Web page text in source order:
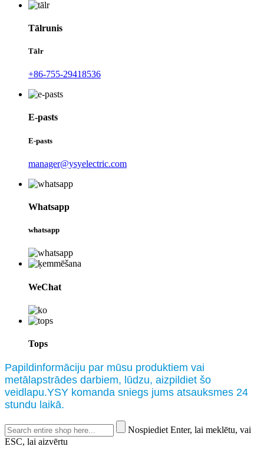
Tālrunis
Tālr
+86-755-29418536
E-pasts
E-pasts
manager@ysyelectric.com
Whatsapp
whatsapp
WeChat
Tops
Papildinformāciju par mūsu produktiem vai
metālapstrādes darbiem, lūdzu, aizpildiet šo
veidlapu.YSY komanda sniegs jums atsauksmes 24
stundu laikā.
Nospiediet Enter, lai meklētu, vai
ESC, lai aizvērtu